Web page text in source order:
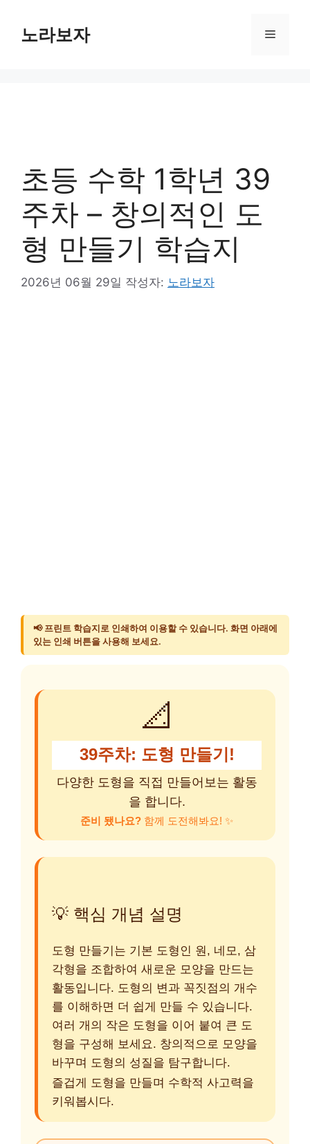
노라보자 메
초등 수학 1학년 39
주차 – 창의적인 도
형 만들기 학습지
2026년 06월 29일 작성자: 노라보자
📢 프린트 학습지로 인쇄하여 이용할 수 있습니다. 화면 아래에
있는 인쇄 버튼을 사용해 보세요.
📐
39주차: 도형 만들기!
다양한 도형을 직접 만들어보는 활동
을 합니다.
준비 됐나요? 함께 도전해봐요! ✨
💡 핵심 개념 설명
도형 만들기는 기본 도형인 원, 네모, 삼
각형을 조합하여 새로운 모양을 만드는
활동입니다. 도형의 변과 꼭짓점의 개수
를 이해하면 더 쉽게 만들 수 있습니다.
여러 개의 작은 도형을 이어 붙여 큰 도
형을 구성해 보세요. 창의적으로 모양을
바꾸며 도형의 성질을 탐구합니다.
즐겁게 도형을 만들며 수학적 사고력을
키워봅시다.